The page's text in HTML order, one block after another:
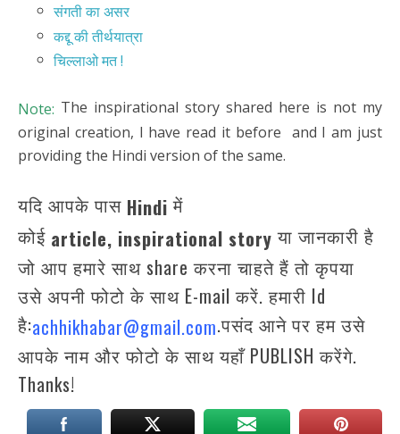
संगती का असर
कद्दू की तीर्थयात्रा
चिल्लाओ मत !
Note: The inspirational story shared here is not my
original creation, I have read it before and I am just
providing the Hindi version of the same.
यदि आपके पास Hindi में
कोई article, inspirational story या जानकारी है
जो आप हमारे साथ share करना चाहते हैं तो कृपया
उसे अपनी फोटो के साथ E-mail करें. हमारी Id
है:achhikhabar@gmail.com.पसंद आने पर हम उसे
आपके नाम और फोटो के साथ यहाँ PUBLISH करेंगे.
Thanks!